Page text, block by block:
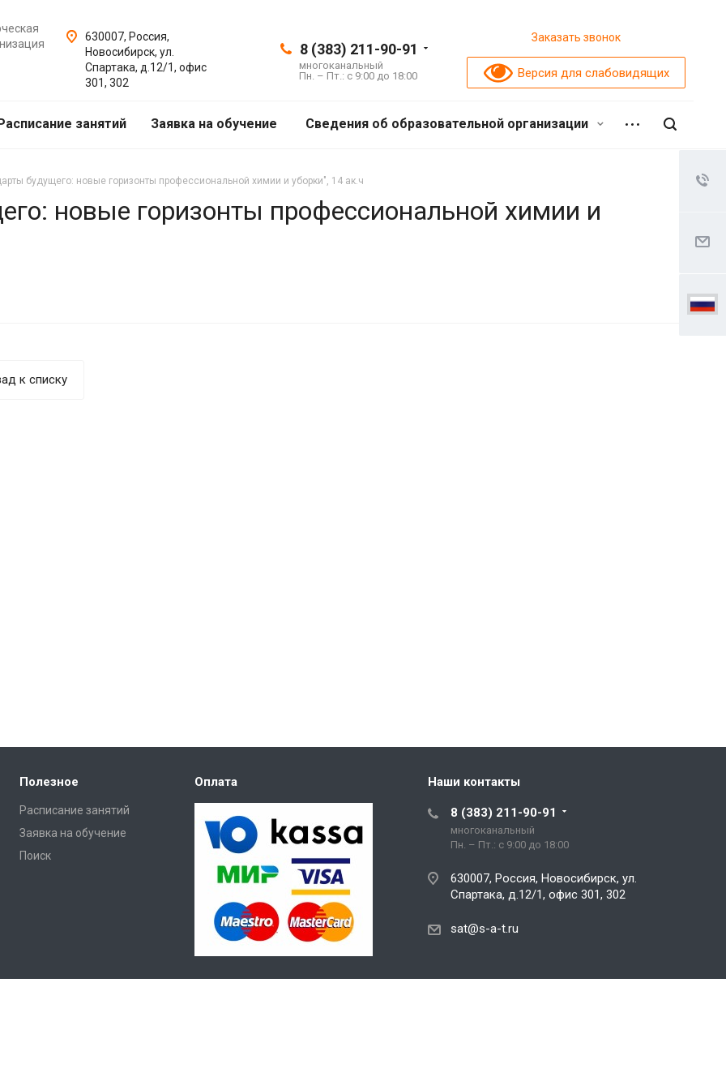
8 (383) 211-90-91
многоканальный
Пн. – Пт.: с 9:00 до 18:00
Заказать звонок
Версия для слабовидящих
630007, Россия,
Новосибирск, ул.
Спартака, д.12/1, офис
301, 302
занятий Заявка на обучение Сведения об образовательной организации
будущего: новые горизонты профессиональной химии и уборки", 14 ак.ч
новые горизонты профессиональной химии и
к списку
Полезное
Расписание занятий
Заявка на обучение
Поиск
Оплата Наши контакты
8 (383) 211-90-91
многоканальный
Пн. – Пт.: с 9:00 до 18:00
630007, Россия, Новосибирск, ул.
Спартака, д.12/1, офис 301, 302
sat@s-a-t.ru